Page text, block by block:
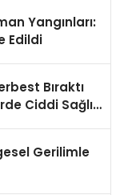
Yangınları:
Edildi
Bıraktı
Ciddi Sağlık
Gerilimle